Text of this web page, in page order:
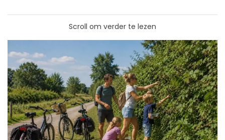
Scroll om verder te lezen